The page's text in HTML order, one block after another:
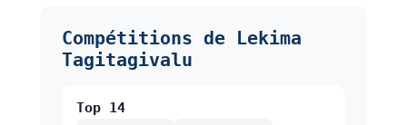
Compétitions de Lekima
Tagitagivalu
Top 14